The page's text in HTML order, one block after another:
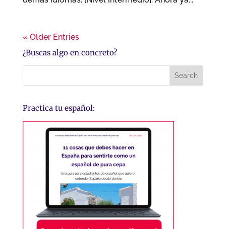
« Older Entries
¿Buscas algo en concreto?
Practica tu español: